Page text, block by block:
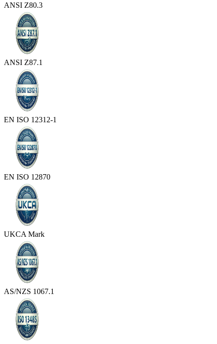
ANSI Z80.3
ANSI Z87.1
EN ISO 12312-1
EN ISO 12870
UKCA Mark
AS/NZS 1067.1